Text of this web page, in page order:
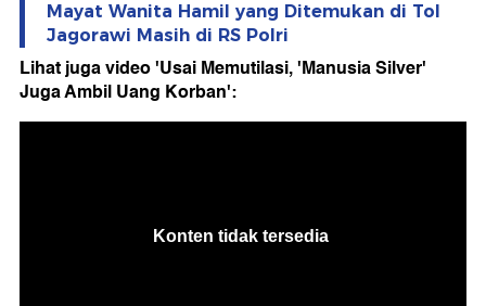
Mayat Wanita Hamil yang Ditemukan di Tol
Jagorawi Masih di RS Polri
Lihat juga video 'Usai Memutilasi, 'Manusia Silver'
Juga Ambil Uang Korban':